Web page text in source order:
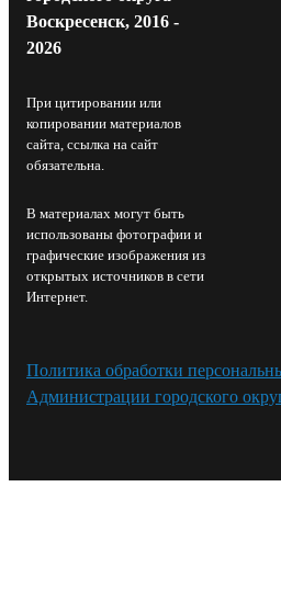
Воскресенск, 2016 -
2026
При цитировании или
копировании материалов
сайта, ссылка на сайт
обязательна.
В материалах могут быть
использованы фотографии и
графические изображения из
открытых источников в сети
Интернет.
Политика обработки
Администрации городского